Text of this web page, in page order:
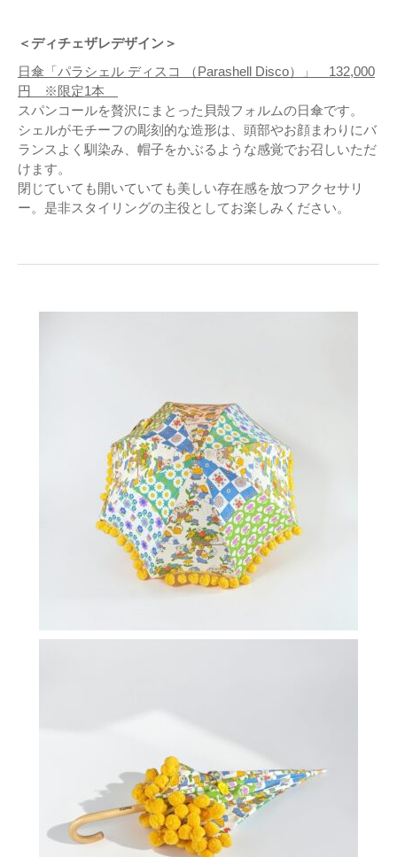
＜ディチェザレデザイン＞
日傘「パラシェル ディスコ （Parashell Disco）」 132,000
円 ※限定1本
スパンコールを贅沢にまとった貝殻フォルムの日傘です。
シェルがモチーフの彫刻的な造形は、頭部やお顔まわりにバ
ランスよく馴染み、帽子をかぶるような感覚でお召しいただ
けます。
閉じていても開いていても美しい存在感を放つアクセサリ
ー。是非スタイリングの主役としてお楽しみください。